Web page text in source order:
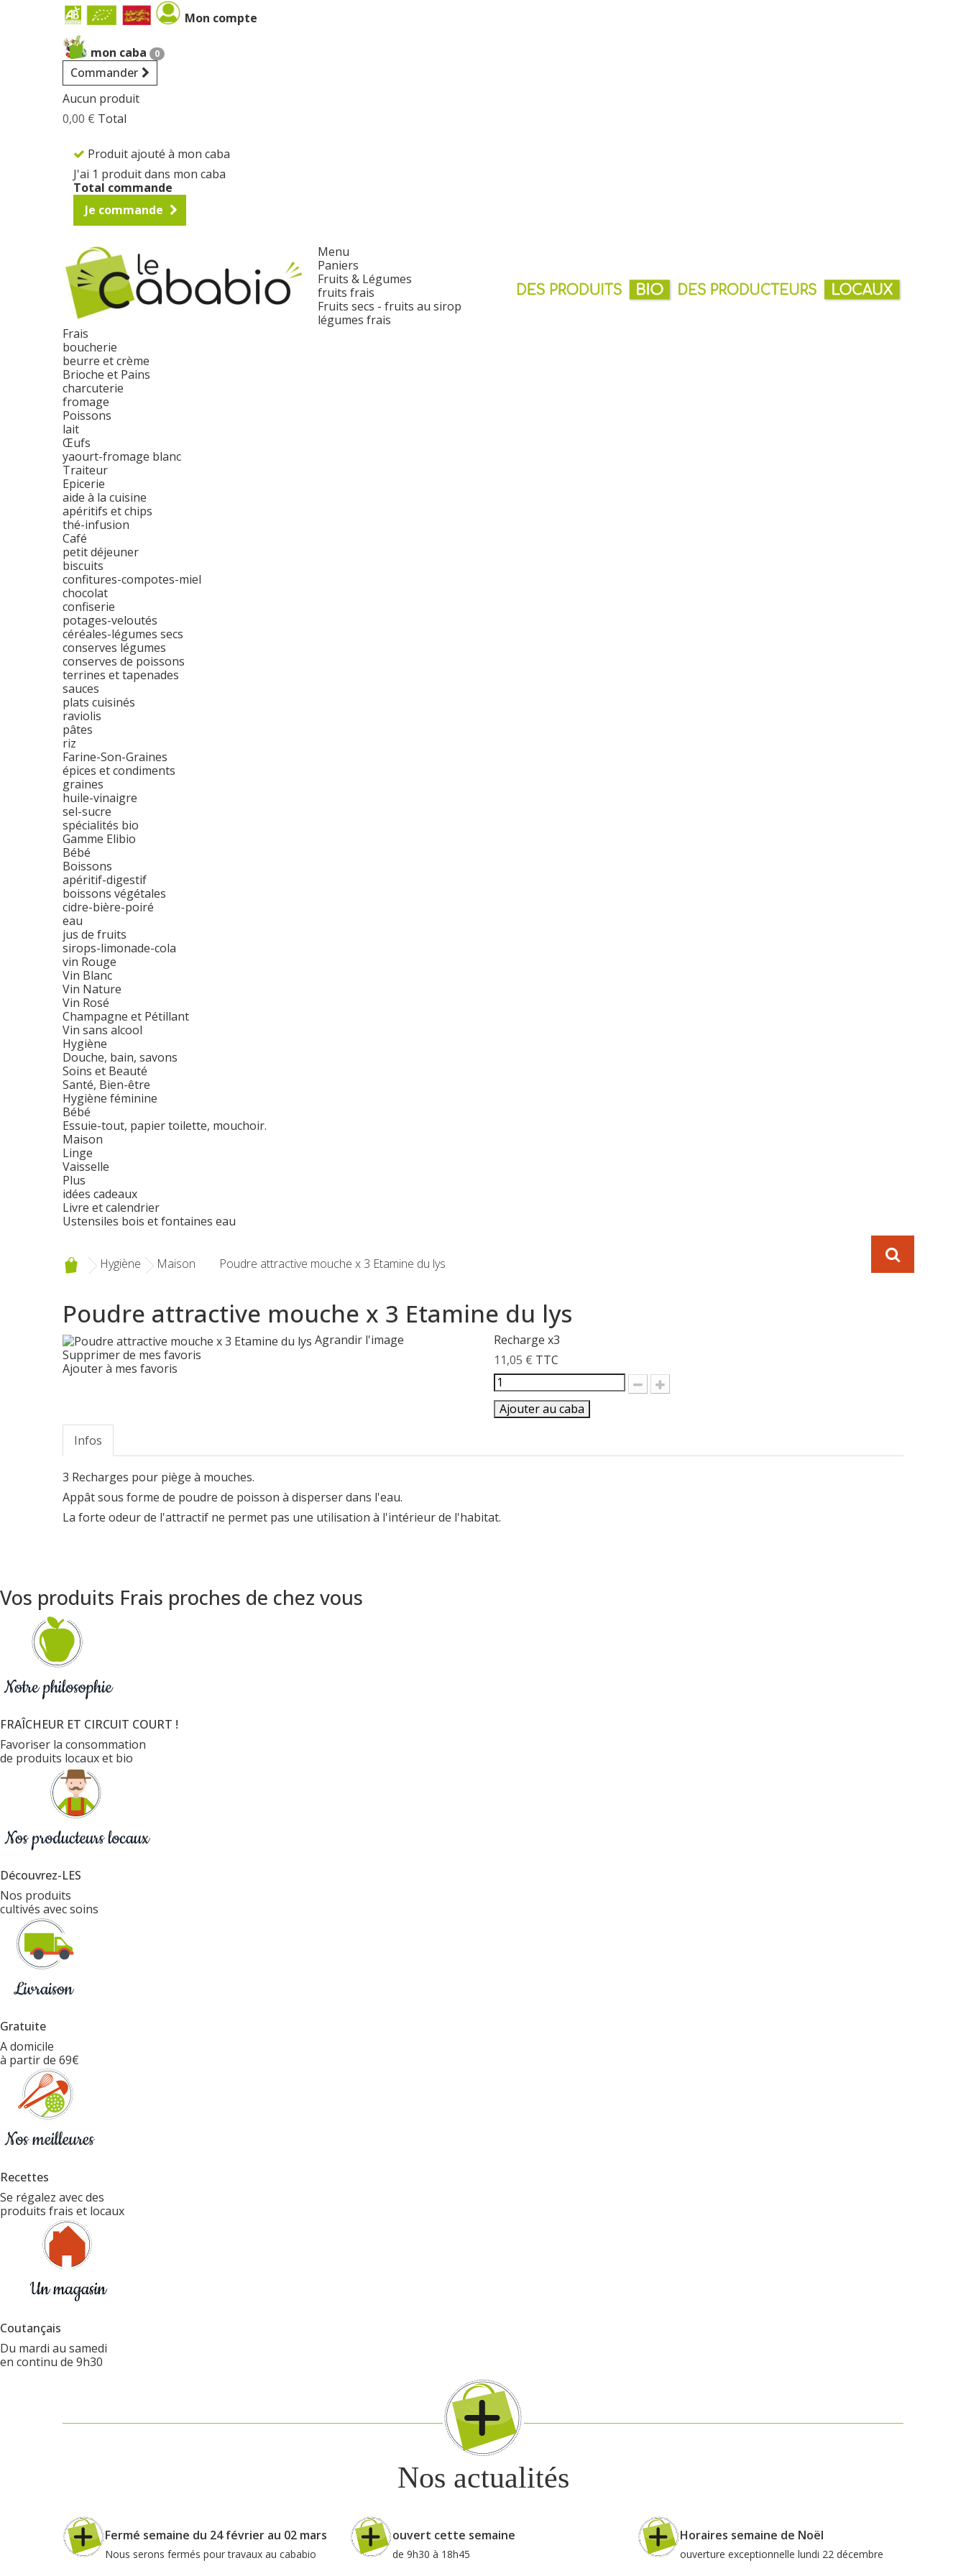
Mon compte
mon caba 0
Commander
Aucun produit
0,00 € Total
Produit ajouté à mon caba
J'ai 1 produit dans mon caba
Total commande
Je commande
Menu
Paniers
Fruits & Légumes
fruits frais
Fruits secs - fruits au sirop
légumes frais
Frais
boucherie
beurre et crème
Brioche et Pains
charcuterie
fromage
Poissons
lait
Œufs
yaourt-fromage blanc
Traiteur
Epicerie
aide à la cuisine
apéritifs et chips
thé-infusion
Café
petit déjeuner
biscuits
confitures-compotes-miel
chocolat
confiserie
potages-veloutés
céréales-légumes secs
conserves légumes
conserves de poissons
terrines et tapenades
sauces
plats cuisinés
raviolis
pâtes
riz
Farine-Son-Graines
épices et condiments
graines
huile-vinaigre
sel-sucre
spécialités bio
Gamme Elibio
Bébé
Boissons
apéritif-digestif
boissons végétales
cidre-bière-poiré
eau
jus de fruits
sirops-limonade-cola
vin Rouge
Vin Blanc
Vin Nature
Vin Rosé
Champagne et Pétillant
Vin sans alcool
Hygiène
Douche, bain, savons
Soins et Beauté
Santé, Bien-être
Hygiène féminine
Bébé
Essuie-tout, papier toilette, mouchoir.
Maison
Linge
Vaisselle
Plus
idées cadeaux
Livre et calendrier
Ustensiles bois et fontaines eau
Hygiène Maison Poudre attractive mouche x 3 Etamine du lys
Poudre attractive mouche x 3 Etamine du lys
Agrandir l'image
Supprimer de mes favoris
Ajouter à mes favoris
Recharge x3
11,05 € TTC
Ajouter au caba
Infos
3 Recharges pour piège à mouches.
Appât sous forme de poudre de poisson à disperser dans l'eau.
La forte odeur de l'attractif ne permet pas une utilisation à l'intérieur de l'habitat.
Vos produits Frais proches de chez vous
FRAÎCHEUR ET CIRCUIT COURT !
Favoriser la consommation
de produits locaux et bio
Découvrez-LES
Nos produits
cultivés avec soins
Gratuite
A domicile
à partir de 69€
Recettes
Se régalez avec des
produits frais et locaux
Coutançais
Du mardi au samedi
en continu de 9h30
Nos actualités
Fermé semaine du 24 février au 02 mars
Nous serons fermés pour travaux au cababio
ouvert cette semaine
de 9h30 à 18h45
Horaires semaine de Noël
ouverture exceptionnelle lundi 22 décembre
Cookies management panel